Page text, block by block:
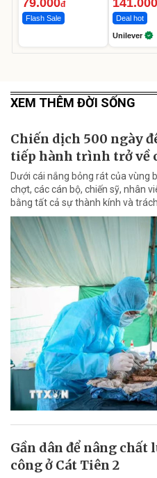
đ
Flash Sale Deal hot
Unilever
XEM THÊM ĐỜI SỐNG
Chiến dịch 500 ngày
tiếp hành trình trở về
Dưới cái nắng bỏng rát của vùng
chợt, các cán bộ, chiến sỹ, nhân
bằng tất cả sự thành kính và
Gần dân để nâng
công ở Cát Tiên 2